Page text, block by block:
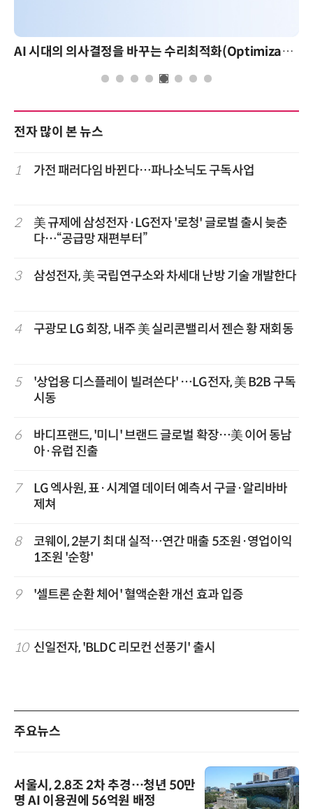
AI 시대의 의사결정을 바꾸는 수리최적화(Optimization): 실제 산업 적용 사례와 활용 전략
전자 많이 본 뉴스
1 가전 패러다임 바뀐다…파나소닉도 구독사업
2
美 규제에 삼성전자·LG전자 '로청' 글로벌 출시 늦춘
다…“공급망 재편부터”
3 삼성전자, 美 국립연구소와 차세대 난방 기술 개발한다
4 구광모 LG 회장, 내주 美 실리콘밸리서 젠슨 황 재회동
5
'상업용 디스플레이 빌려쓴다' …LG전자, 美 B2B 구독
시동
6
바디프랜드, '미니' 브랜드 글로벌 확장…美 이어 동남
아·유럽 진출
7
LG 엑사원, 표·시계열 데이터 예측서 구글·알리바바
제쳐
8
코웨이, 2분기 최대 실적…연간 매출 5조원·영업이익
1조원 '순항'
9 '셀트론 순환 체어' 혈액순환 개선 효과 입증
10 신일전자, 'BLDC 리모컨 선풍기' 출시
주요뉴스
서울시, 2.8조 2차 추경…청년 50만
명 AI 이용권에 56억원 배정